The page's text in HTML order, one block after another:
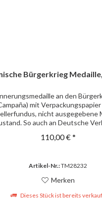
Bürgerkrieg
an den
mit
nicht ausgegebene
So auch an Deutsche
110,00 € *
Artikel-Nr.:TM28232
Merken
Dieses Stück ist bereits